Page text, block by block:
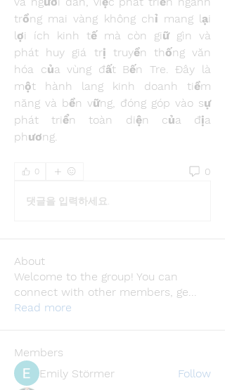
trồng mai vàng không chỉ mang lại
lợi ích kinh tế mà còn giữ gìn và
phát huy giá trị truyền thống văn
hóa của vùng đất Bến Tre. Đây là
một hành lang kinh doanh tiềm
năng và bền vững, đóng góp vào sự
phát triển toàn diện của địa
phương.
0 0
댓글을 입력하세요.
About
Welcome to the group! You can
connect with other members, ge...
Read more
Members
Emily Störmer
Follow